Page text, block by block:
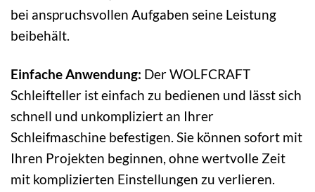
bei anspruchsvollen Aufgaben seine Leistung
beibehält.
Einfache Anwendung: Der WOLFCRAFT
Schleifteller ist einfach zu bedienen und lässt sich
schnell und unkompliziert an Ihrer
Schleifmaschine befestigen. Sie können sofort mit
Ihren Projekten beginnen, ohne wertvolle Zeit
mit komplizierten Einstellungen zu verlieren.